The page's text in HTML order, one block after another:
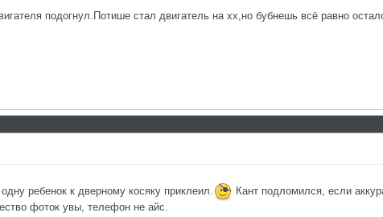
подогнул.Потише стал двигатель на хх,но бубнешь всё равно
ребенок к дверному косяку приклеил.
Кант подломился, если
фоток увы, телефон не айс.